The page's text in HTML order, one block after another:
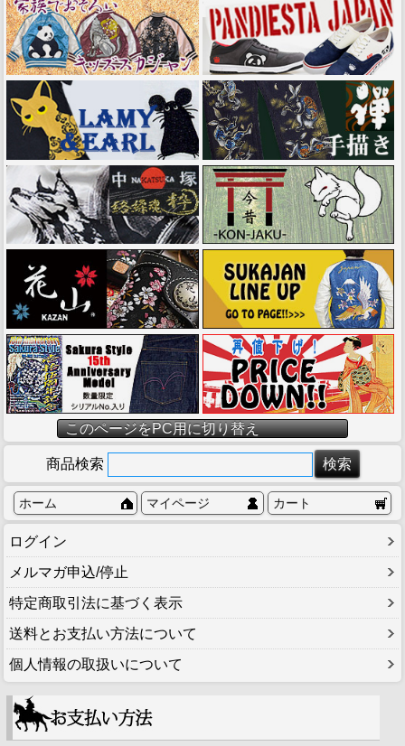
このページをPC用に切り替え
商品検索
ホーム マイページ カート
ログイン
メルマガ申込/停止
特定商取引法に基づく表示
送料とお支払い方法について
個人情報の取扱いについて